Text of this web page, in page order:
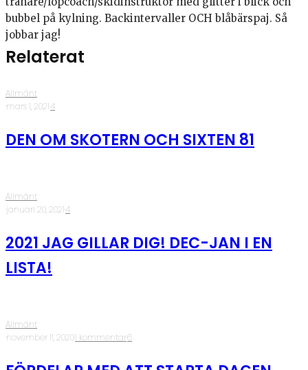
bubbel på kylning. Backintervaller OCH blåbärspaj. Så
jobbar jag!
Relaterat
Allmänt
·mars 1, 2021·4
DEN OM SKOTERN OCH SIXTEN 81
Allmänt
·januari 20, 2021·4
2021 JAG GILLAR DIG! DEC-JAN I EN
LISTA!
Allmänt
·november 11, 2020·1 kommentar·6